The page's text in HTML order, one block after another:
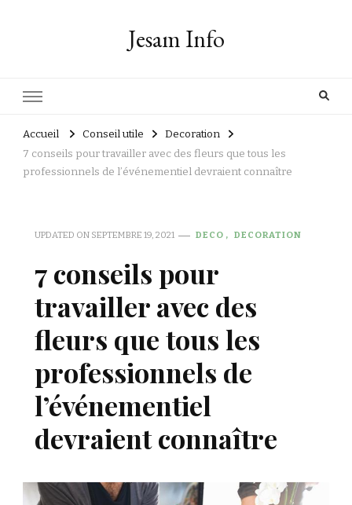
Jesam Info
Accueil Conseil utile
Decoration
7 conseils pour travailler avec des fleurs que tous les
professionnels de l’événementiel devraient connaître
UPDATED ON SEPTEMBRE 19, 2021 DECO DECORATION
7 conseils pour
travailler avec des
fleurs que tous les
professionnels de
l’événementiel
devraient connaître